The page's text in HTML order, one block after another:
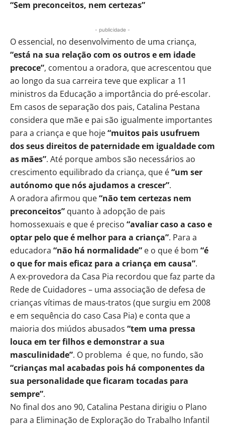
“Sem preconceitos, nem certezas”
- publicidade -
O essencial, no desenvolvimento de uma criança,
“está na sua relação com os outros e em idade
precoce”, comentou a oradora, que acrescentou que
ao longo da sua carreira teve que explicar a 11
ministros da Educação a importância do pré-escolar.
Em casos de separação dos pais, Catalina Pestana
considera que mãe e pai são igualmente importantes
para a criança e que hoje“muitos pais usufruem
dos seus direitos de paternidade em igualdade com
as mães”. Até porque ambos são necessários ao
crescimento equilibrado da criança, que é“um ser
autónomo que nós ajudamos a crescer”.
A oradora afirmou que“não tem certezas nem
preconceitos” quanto à adopção de pais
homossexuais e que é preciso “avaliar caso a caso e
optar pelo que é melhor para a criança”. Para a
educadora “não há normalidade” e o que é bom “é
o que for mais eficaz para a criança em causa”.
A ex-provedora da Casa Pia recordou que faz parte da
Rede de Cuidadores – uma associação de defesa de
crianças vítimas de maus-tratos (que surgiu em 2008
e em sequência do caso Casa Pia) e conta que a
maioria dos miúdos abusados “tem uma pressa
louca em ter filhos e demonstrar a sua
masculinidade”. O problema é que, no fundo, são
“crianças mal acabadas pois há componentes da
sua personalidade que ficaram tocadas para
sempre”.
No final dos ano 90, Catalina Pestana dirigiu o Plano
para a Eliminação de Exploração do Trabalho Infantil